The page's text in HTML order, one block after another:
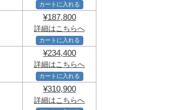
カートに入れる
¥187,800
詳細はこちらへ
カートに入れる
¥234,400
詳細はこちらへ
カートに入れる
¥310,900
詳細はこちらへ